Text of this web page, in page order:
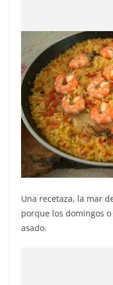
Una recetaza, la mar
porque los domingos
asado.